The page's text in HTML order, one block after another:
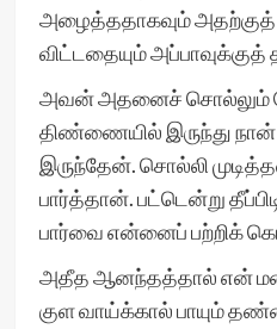
அழைத்ததாகவும் அதற்குத்
விட்டதையும்
அவன் அதனைச் சொல்லும்
திண்ணையில் இருந்து
இருந்தேன். சொல்லி
பார்த்தான். பட்டென்று
பார்வை என்னைப் பற்றிக்
அதீத ஆனந்தத்தால் என்
குள வாய்க்கால் பாயும்